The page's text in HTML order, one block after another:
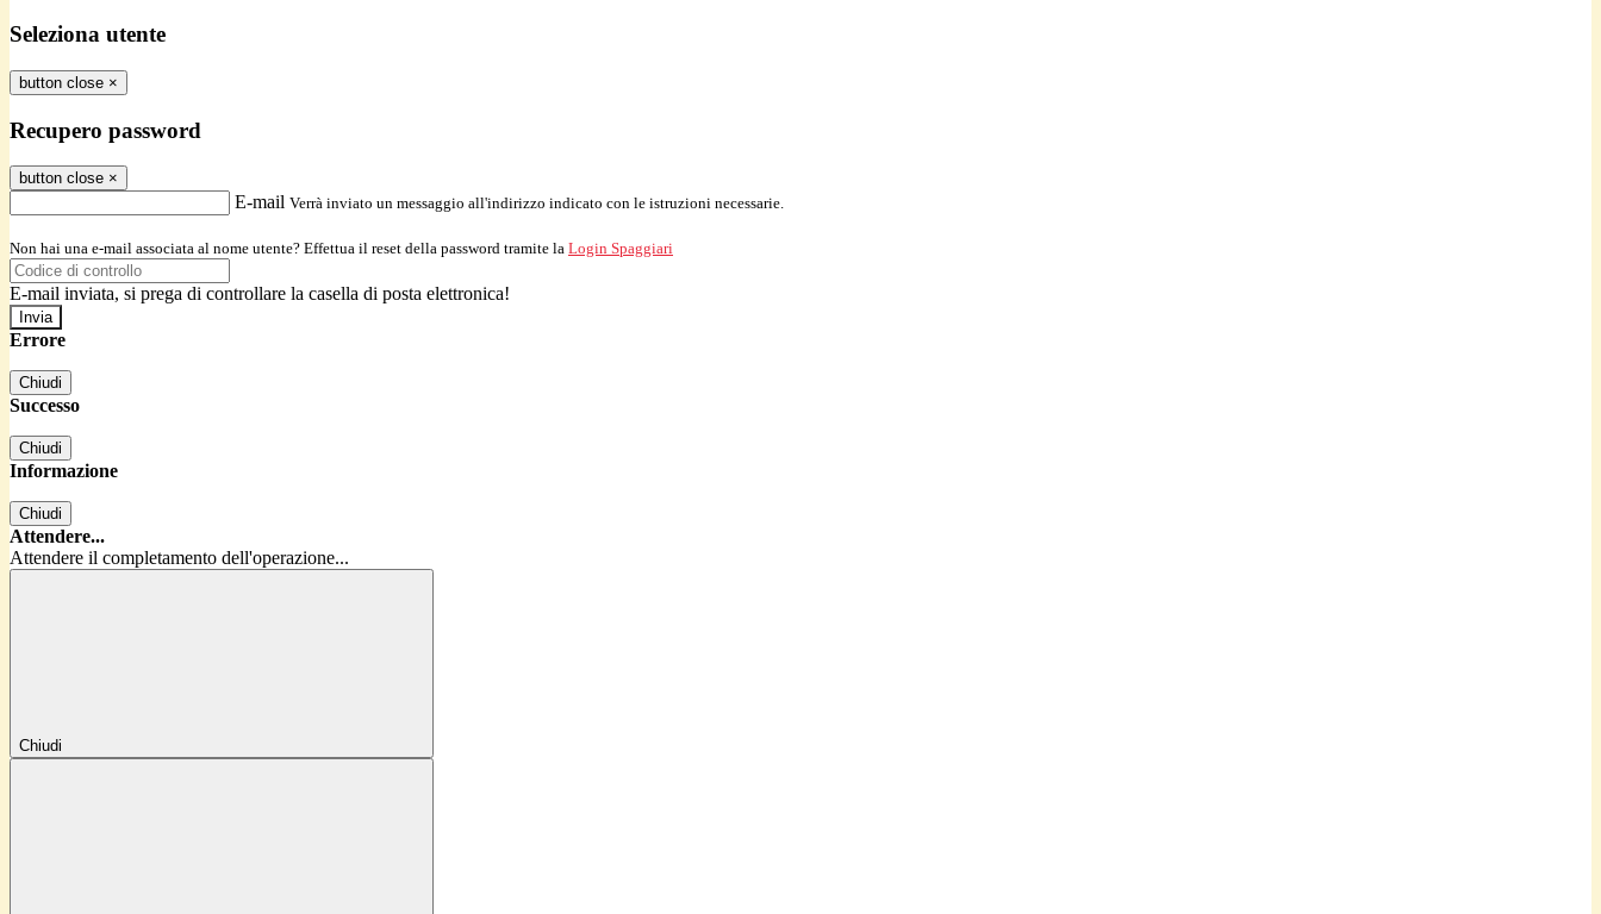
Seleziona utente
button close ×
Recupero password
button close ×
E-mail Verrà inviato un messaggio all'indirizzo indicato con le istruzioni necessarie.
Non hai una e-mail associata al nome utente? Effettua il reset della password tramite la Login Spaggiari
E-mail inviata, si prega di controllare la casella di posta elettronica!
Errore
Chiudi
Successo
Chiudi
Informazione
Chiudi
Attendere...
Attendere il completamento dell'operazione...
Chiudi